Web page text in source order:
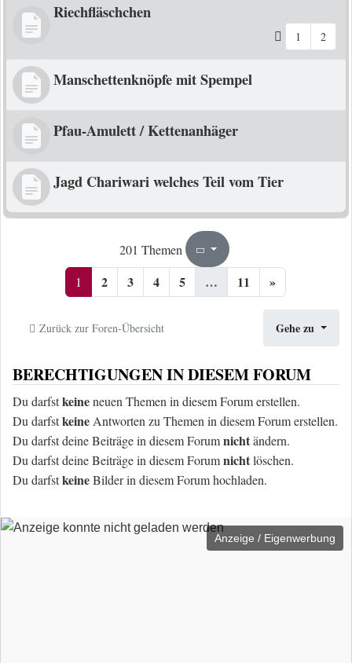
Riechfläschchen
1 2
Manschettenknöpfe mit Spempel
Pfau-Amulett / Kettenanhäger
Jagd Chariwari welches Teil vom Tier
201 Themen Seite1
1 2 3 4 5 … 11 »
Zurück zur Foren-Übersicht Gehe zu
BERECHTIGUNGEN IN DIESEM FORUM
Du darfstkeineneuen Themen in diesem Forum erstellen.
Du darfstkeine Antworten zu Themen in diesem Forum erstellen.
Du darfst deine Beiträge in diesem Forumnichtändern.
Du darfst deine Beiträge in diesem Forumnichtlöschen.
Du darfstkeineBilder in diesem Forum hochladen.
Anzeige / Eigenwerbung